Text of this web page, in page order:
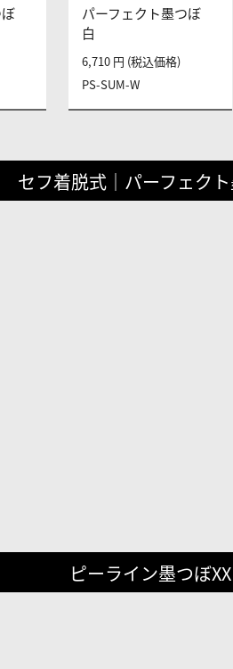
パーフェクト墨つぼ
白
PS-SUM-W
6,710 円 (税込価格)
セフ着脱式｜パーフェク
ピーライン墨つぼXX